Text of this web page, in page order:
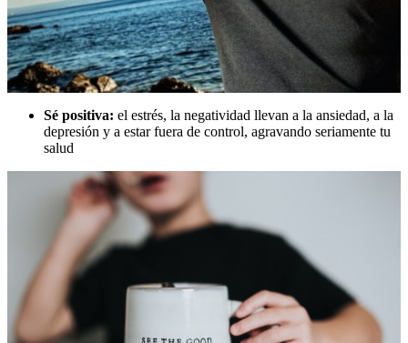
Sé positiva: el estrés, la negatividad llevan a la ansiedad, a la
depresión y a estar fuera de control, agravando seriamente tu
salud